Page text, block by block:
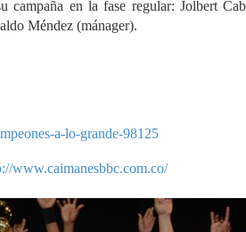
campaña en la fase regular: Jolbert
Méndez (mánager).
a-lo-grande-98125
www.caimanesbbc.com.co/